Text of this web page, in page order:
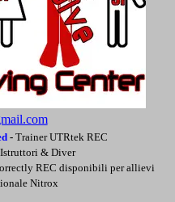
- Trainer UTRtek REC
& Diver
REC disponibili per allievi
Nitrox